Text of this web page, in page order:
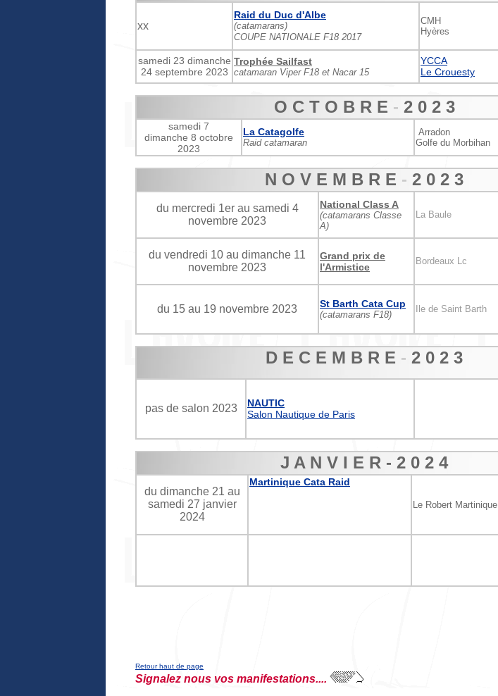
xx
Raid du Duc d'Albe
(catamarans)
COUPE NATIONALE F18 2017
CMH
Hyères
samedi 23 dimanche
24 septembre 2023
Trophée Sailfast
catamaran Viper F18 et Nacar 15
YCCA
Le Crouesty
O C T O B R E - 2 0 2 3
samedi 7
dimanche 8 octobre
2023
La Catagolfe
Raid catamaran
Arradon
Golfe du Morbihan
N O V E M B R E - 2 0 2 3
du mercredi 1er au samedi 4
novembre 2023
National Class A
(catamarans Classe
A)
La Baule
du vendredi 10 au dimanche 11
novembre 2023
Grand prix de
l'Armistice
Bordeaux Lc
du 15 au 19 novembre 2023 St Barth Cata Cup
(catamarans F18)
Ile de Saint Barth
D E C E M B R E - 2 0 2 3
pas de salon 2023
NAUTIC
Salon Nautique de Paris
J A N V I E R - 2 0 2 4
du dimanche 21 au
samedi 27 janvier
2024
Martinique Cata Raid
Le Robert Martinique
Retour haut de page
Signalez nous vos manifestations....